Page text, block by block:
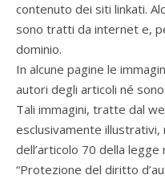
contenuto dei siti linkati.
sono tratti da internet e,
dominio.
In alcune pagine le
autori degli articoli né
Tali immagini, tratte dal
esclusivamente
dell’articolo 70 della
“Protezione del diritto